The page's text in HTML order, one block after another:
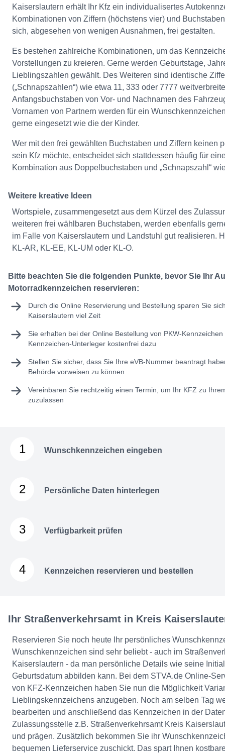
Kaiserslautern erhält Ihr Kfz ein individualisertes
Kombinationen von Ziffern (höchstens vier) und
sich, abgesehen von wenigen Ausnahmen, frei gestalten.
Es bestehen zahlreiche Kombinationen, um das
Vorstellungen zu kreieren. Gerne werden Geburtstage,
Lieblingszahlen gewählt. Des Weiteren sind identische
(„Schnapszahlen“) wie etwa 11, 333 oder 7777
Anfangsbuchstaben von Vor- und Nachnamen des
Vornamen von Partnern werden für ein
gerne eingesetzt wie die der Kinder.
Wer mit den frei gewählten Buchstaben und Ziffern keinen
sein Kfz möchte, entscheidet sich stattdessen häufig für
Kombination aus Doppelbuchstaben und „Schnapszahl“
Weitere kreative Ideen
Wortspiele, zusammengesetzt aus dem Kürzel des
weiteren frei wählbaren Buchstaben, werden ebenfalls
im Falle von Kaiserslautern und Landstuhl gut realisieren.
KL-AR, KL-EE, KL-UM oder KL-O.
Bitte beachten Sie die folgenden Punkte, bevor Sie Ihr
Motorradkennzeichen reservieren:
Durch die Online Reservierung und Bestellung sparen Sie
Kaiserslautern viel Zeit
Sie erhalten bei der Online Bestellung von PKW-
Kennzeichen-Unterleger kostenfrei dazu
Stellen Sie sicher, dass Sie Ihre eVB-Nummer beantragt
Behörde vorweisen zu können
Vereinbaren Sie rechtzeitig einen Termin, um Ihr KFZ zu
zuzulassen
1 Wunschkennzeichen eingeben
2 Persönliche Daten hinterlegen
3 Verfügbarkeit prüfen
4 Kennzeichen reservieren und bestellen
Ihr Straßenverkehrsamt in Kreis
Reservieren Sie noch heute Ihr persönliches
Wunschkennzeichen sind sehr beliebt - auch im
Kaiserslautern - da man persönliche Details wie seine
Geburtsdatum abbilden kann. Bei dem STVA.de Online-
von KFZ-Kennzeichen haben Sie nun die Möglichkeit
Lieblingskennzeichens anzugeben. Noch am selben Tag
bearbeiten und anschließend das Kennzeichen in der
Zulassungsstelle z.B. Straßenverkehrsamt Kreis
und prägen. Zusätzlich bekommen Sie ihr
bequemen Lieferservice zuschickt. Das spart Ihnen